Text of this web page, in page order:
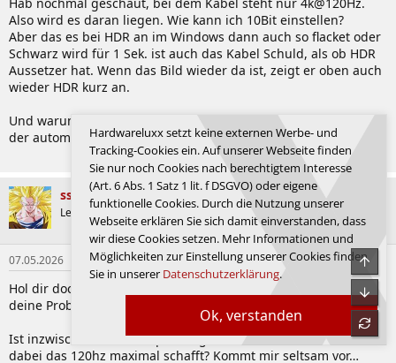
Also wird es daran liegen. Wie kann ich 10Bit einstellen?
Aber das es bei HDR an im Windows dann auch so flacket oder
Schwarz wird für 1 Sek. ist auch das Kabel Schuld, als ob HDR
Aussetzer hat. Wenn das Bild wieder da ist, zeigt er oben auch
wieder HDR kurz an.
Und warum geht der Pixel-Bewegungs Modus nicht? Oder ist
der automatisch an nur ausgegraut?
Zuletzt bearbeitet:07.05.2026
ssj3rd
Legende System
07.05.2026 #21.024
Hol dir doch erst mal ein vernünftiges Kabel und schau ob all
deine Probleme dann weg sind, vermutlich schon.
Ist inzwischen in der Verpackung echt nur noch ein Kabel
dabei das 120hz maximal schafft? Kommt mir seltsam vor…
Ok, verstanden
Hardwareluxx setzt keine externen Werbe- und
Tracking-Cookies ein. Auf unserer Webseite finden
Sie nur noch Cookies nach berechtigtem Interesse
(Art. 6 Abs. 1 Satz 1 lit. f DSGVO) oder eigene
funktionelle Cookies. Durch die Nutzung unserer
Webseite erklären Sie sich damit einverstanden, dass
wir diese Cookies setzen. Mehr Informationen und
Möglichkeiten zur Einstellung unserer Cookies finden
Sie in unserer Datenschutzerklärung.